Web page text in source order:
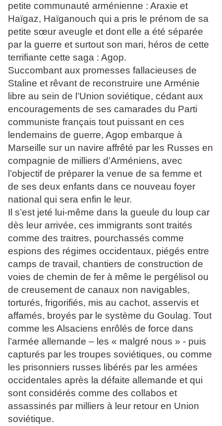
petite communauté arménienne : Araxie et
Haïgaz, Haïganouch qui a pris le prénom de sa
petite sœur aveugle et dont elle a été séparée
par la guerre et surtout son mari, héros de cette
terrifiante cette saga : Agop.
Succombant aux promesses fallacieuses de
Staline et rêvant de reconstruire une Arménie
libre au sein de l’Union soviétique, cédant aux
encouragements de ses camarades du Parti
communiste français tout puissant en ces
lendemains de guerre, Agop embarque à
Marseille sur un navire affrêté par les Russes en
compagnie de milliers d’Arméniens, avec
l’objectif de préparer la venue de sa femme et
de ses deux enfants dans ce nouveau foyer
national qui sera enfin le leur.
Il s’est jeté lui-même dans la gueule du loup car
dès leur arrivée, ces immigrants sont traités
comme des traitres, pourchassés comme
espions des régimes occidentaux, piégés entre
camps de travail, chantiers de construction de
voies de chemin de fer à même le pergélisol ou
de creusement de canaux non navigables,
torturés, frigorifiés, mis au cachot, asservis et
affamés, broyés par le système du Goulag. Tout
comme les Alsaciens enrôlés de force dans
l’armée allemande – les « malgré nous » - puis
capturés par les troupes soviétiques, ou comme
les prisonniers russes libérés par les armées
occidentales après la défaite allemande et qui
sont considérés comme des collabos et
assassinés par milliers à leur retour en Union
soviétique.